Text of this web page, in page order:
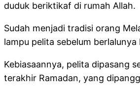
duduk beriktikaf di rumah Allah.
Sudah menjadi tradisi orang
lampu pelita sebelum berlalunya
Kebiasaannya, pelita dipasang
terakhir Ramadan, yang